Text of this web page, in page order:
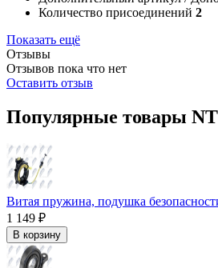
Количество присоединений 2
Показать ещё
Отзывы
Отзывов пока что нет
Оставить отзыв
Популярные товары
Витая пружина, подушка
1 149 ₽
В корзину